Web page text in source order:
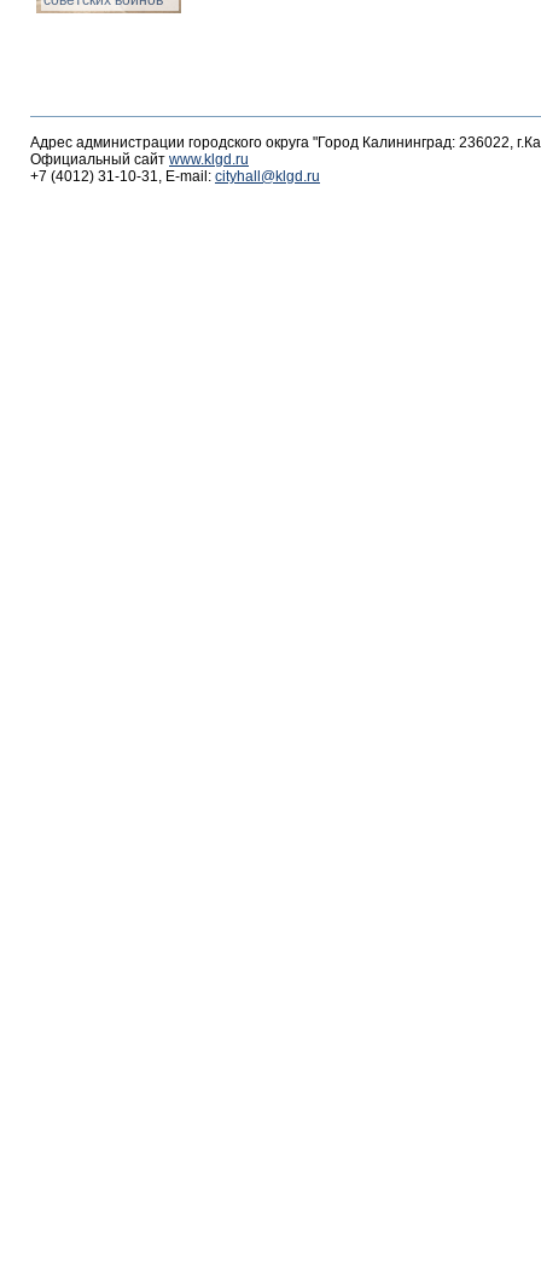
Адрес администрации городского округа "Город Калининград: 236022,
Официальный сайт www.klgd.ru
+7 (4012) 31-10-31, E-mail: cityhall@klgd.ru